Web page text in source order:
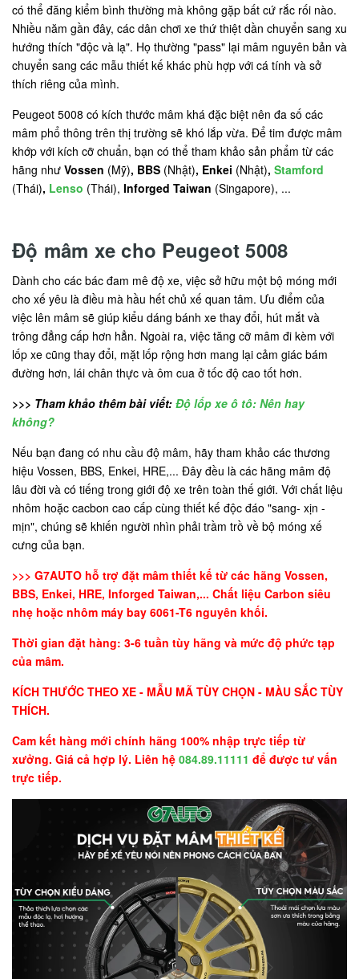
có thể đăng kiểm bình thường mà không gặp bất cứ rắc rối nào.
Nhiều năm gần đây, các dân chơi xe thứ thiệt dần chuyển sang xu
hướng thích "độc và lạ". Họ thường "pass" lại mâm nguyên bản và
chuyển sang các mẫu thiết kế khác phù hợp với cá tính và sở
thích riêng của mình.
Peugeot 5008 có kích thước mâm khá đặc biệt nên đa số các
mâm phổ thông trên thị trường sẽ khó lắp vừa. Để tim được mâm
khớp với kích cỡ chuẩn, bạn có thể tham khảo sản phẩm từ các
hãng như Vossen (Mỹ), BBS (Nhật), Enkei (Nhật), Stamford
(Thái), Lenso (Thái), Inforged Taiwan (Singapore), ...
Độ mâm xe cho Peugeot 5008
Dành cho các bác đam mê độ xe, việc sở hữu một bộ móng mới
cho xế yêu là điều mà hầu hết chủ xế quan tâm. Ưu điểm của
việc lên mâm sẽ giúp kiểu dáng bánh xe thay đổi, hút mắt và
trông đẳng cấp hơn hẳn. Ngoài ra, việc tăng cỡ mâm đi kèm với
lốp xe cũng thay đổi, mặt lốp rộng hơn mang lại cảm giác bám
đường hơn, lái chân thực và ôm cua ở tốc độ cao tốt hơn.
>>> Tham khảo thêm bài viết: Độ lốp xe ô tô: Nên hay
không?
Nếu bạn đang có nhu cầu độ mâm, hãy tham khảo các thương
hiệu Vossen, BBS, Enkei, HRE,... Đây đều là các hãng mâm độ
lâu đời và có tiếng trong giới độ xe trên toàn thế giới. Với chất liệu
nhôm hoặc cacbon cao cấp cùng thiết kế độc đáo "sang- xịn -
mịn", chúng sẽ khiến người nhìn phải trầm trồ về bộ móng xế
cưng của bạn.
>>> G7AUTO hỗ trợ đặt mâm thiết kế từ các hãng Vossen,
BBS, Enkei, HRE, Inforged Taiwan,... Chất liệu Carbon siêu
nhẹ hoặc nhôm máy bay 6061-T6 nguyên khối.
Thời gian đặt hàng: 3-6 tuần tùy hãng và mức độ phức tạp
của mâm.
KÍCH THƯỚC THEO XE - MẪU MÃ TÙY CHỌN - MÀU SẮC TÙY
THÍCH.
Cam kết hàng mới chính hãng 100% nhập trực tiếp từ
xưởng. Giá cả hợp lý. Liên hệ 084.89.11111 để được tư vấn
trực tiếp.